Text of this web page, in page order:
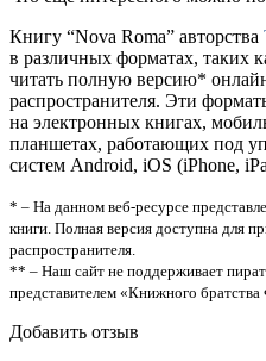
Книгу “Nova Roma” авторства
в различных форматах, таких
читать полную версию*
распространителя. Эти
на электронных книгах,
планшетах, работающих под
систем Android, iOS (iPhone,
* – На данном веб-ресурсе
книги. Полная версия доступна для
распространителя.
** – Наш сайт не поддерживает
представителем «Книжного братства
Добавить отзыв